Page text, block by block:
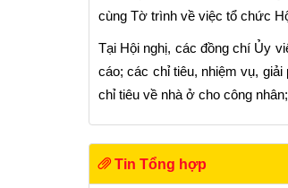
cùng Tờ trình về việc tổ chức
Tại Hội nghị, các đồng chí Ủy
cáo; các chỉ tiêu, nhiệm vụ,
chỉ tiêu về nhà ở cho công
Tin Tổng hợp